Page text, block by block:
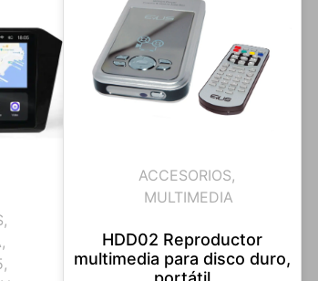
,
,
,
ACCESORIOS,
MULTIMEDIA
HDD02 Reproductor
multimedia para disco duro,